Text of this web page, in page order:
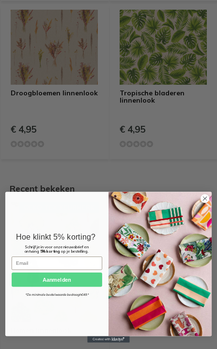
Droogbloemen linnenlook
€ 4,95
Tropische bladeren
linnenlook
€ 4,95
Recent bekeken
Hoe klinkt 5% korting?
Schrijf je in voor onze nieuwsbrief en
ontvang 5% kortingop je bestelling.
Email
Aanmelden
*De minimale bestelwaarde bedraagt €49.*